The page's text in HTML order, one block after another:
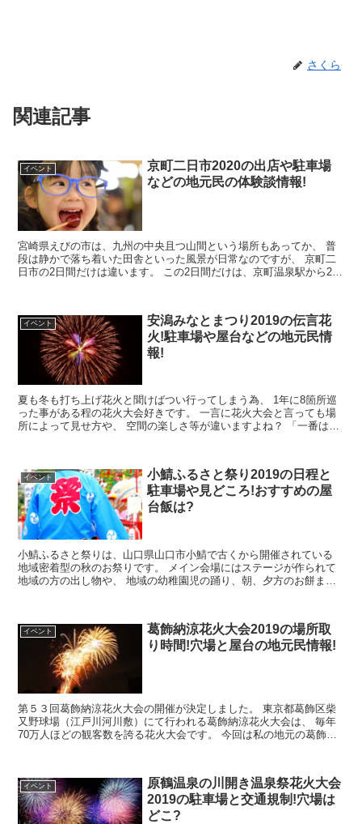
さくら
関連記事
イベント
京町二日市2020の出店や駐車場
などの地元民の体験談情報!
宮崎県えびの市は、九州の中央且つ山間という場所もあってか、 普
段は静かで落ち着いた田舎といった風景が日常なのですが、 京町二
日市の2日間だけは違います。 この2日間だけは、京町温泉駅から2㎞
イベント
安潟みなとまつり2019の伝言花
火!駐車場や屋台などの地元民情
報!
夏も冬も打ち上げ花火と聞けばつい行ってしまう為、 1年に8箇所巡
った事がある程の花火大会好きです。 一言に花火大会と言っても場
所によって見せ方や、 空間の楽しさ等が違いますよね？ 「一番はこ
イベント
小鯖ふるさと祭り2019の日程と
駐車場や見どころ!おすすめの屋
台飯は?
小鯖ふるさと祭りは、山口県山口市小鯖で古くから開催されている
地域密着型の秋のお祭りです。 メイン会場にはステージが作られて
地域の方の出し物や、 地域の幼稚園児の踊り、朝、夕方のお餅まき
イベント
葛飾納涼花火大会2019の場所取
り時間!穴場と屋台の地元民情報!
第５３回葛飾納涼花火大会の開催が決定しました。 東京都葛飾区柴
又野球場（江戸川河川敷）にて行われる葛飾納涼花火大会は、 毎年
70万人ほどの観客数を誇る花火大会です。 今回は私の地元の葛飾納
イベント
原鶴温泉の川開き温泉祭花火大会
2019の駐車場と交通規制!穴場は
どこ?